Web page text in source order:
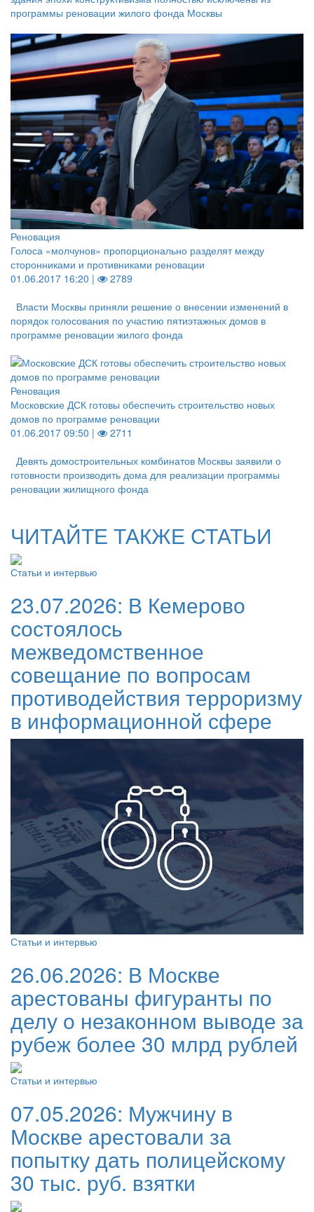
программы реновации жилого фонда Москвы
Реновация
Голоса «молчунов» пропорционально разделят между
сторонниками и противниками реновации
01.06.2017 16:20 |
2789
Власти Москвы приняли решение о внесении изменений в
порядок голосования по участию пятиэтажных домов в
программе реновации жилого фонда
Реновация
Московские ДСК готовы обеспечить строительство новых
домов по программе реновации
01.06.2017 09:50 |
2711
Девять домостроительных комбинатов Москвы заявили о
готовности производить дома для реализации программы
реновации жилищного фонда
ЧИТАЙТЕ ТАКЖЕ СТАТЬИ
Статьи и интервью
23.07.2026: В Кемерово
состоялось
межведомственное
совещание по вопросам
противодействия терроризму
в информационной сфере
Статьи и интервью
26.06.2026: В Москве
арестованы фигуранты по
делу о незаконном выводе за
рубеж более 30 млрд рублей
Статьи и интервью
07.05.2026: Мужчину в
Москве арестовали за
попытку дать полицейскому
30 тыс. руб. взятки